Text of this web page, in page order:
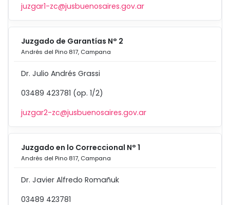
juzgar1-zc@jusbuenosaires.gov.ar
Juzgado de Garantías N° 2
Andrés del Pino 817, Campana
Dr. Julio Andrés Grassi
03489 423781 (op. 1/2)
juzgar2-zc@jusbuenosaires.gov.ar
Juzgado en lo Correccional N° 1
Andrés del Pino 817, Campana
Dr. Javier Alfredo Romañuk
03489 423781